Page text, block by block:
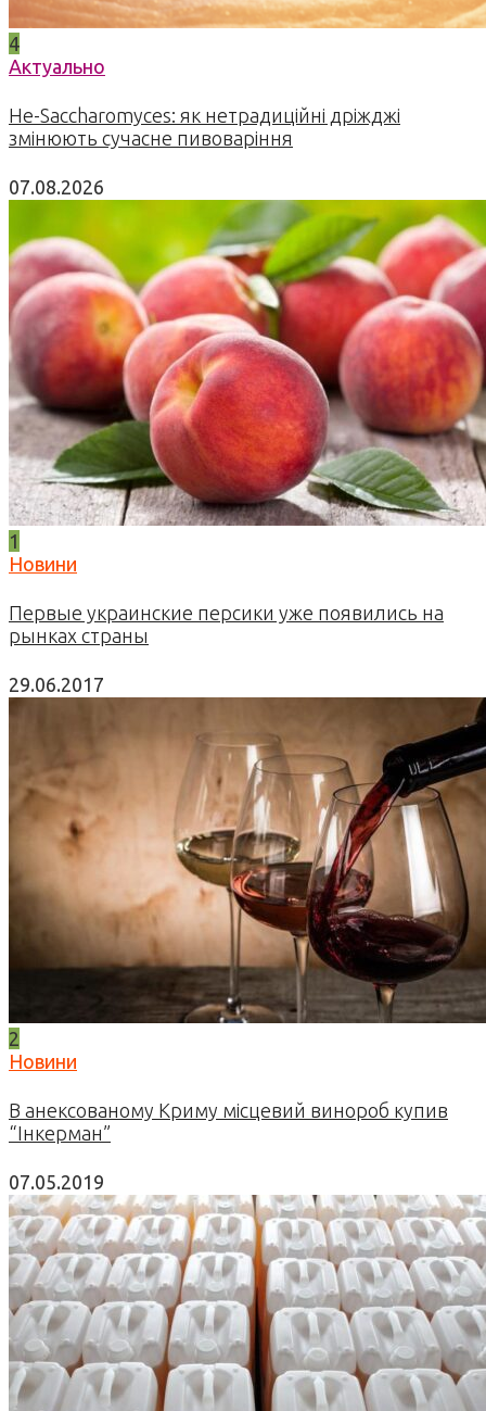
4
Актуально
Не-Saccharomyces: як нетрадиційні дріжджі
змінюють сучасне пивоваріння
07.08.2026
1
Новини
Первые украинские персики уже появились на
рынках страны
29.06.2017
2
Новини
В анексованому Криму місцевий винороб купив
“Інкерман”
07.05.2019